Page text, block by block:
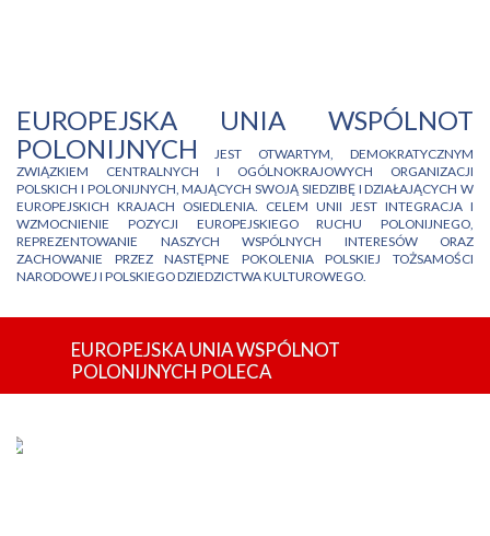
EUROPEJSKA UNIA WSPÓLNOT
POLONIJNYCH
JEST OTWARTYM, DEMOKRATYCZNYM
ZWIĄZKIEM CENTRALNYCH I OGÓLNOKRAJOWYCH ORGANIZACJI
POLSKICH I POLONIJNYCH, MAJĄCYCH SWOJĄ SIEDZIBĘ I DZIAŁAJĄCYCH W
EUROPEJSKICH KRAJACH OSIEDLENIA. CELEM UNII JEST INTEGRACJA I
WZMOCNIENIE POZYCJI EUROPEJSKIEGO RUCHU POLONIJNEGO,
REPREZENTOWANIE NASZYCH WSPÓLNYCH INTERESÓW ORAZ
ZACHOWANIE PRZEZ NASTĘPNE POKOLENIA POLSKIEJ TOŻSAMOŚCI
NARODOWEJ I POLSKIEGO DZIEDZICTWA KULTUROWEGO.
EUROPEJSKA UNIA WSPÓLNOT
POLONIJNYCH POLECA